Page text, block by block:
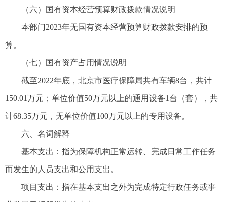
（六）国有资本经营预算财政拨款情况说明
本部门2023年无国有资本经营预算财政拨款安排的预
算。
（七）国有资产占用情况说明
截至2022年底，北京市医疗保障局共有车辆8台，共计
150.01万元；单位价值50万元以上的通用设备1台（套），共
计68.35万元，无单位价值100万元以上的专用设备。
六、名词解释
基本支出：指为保障机构正常运转、完成日常工作任务
而发生的人员支出和公用支出。
项目支出：指在基本支出之外为完成特定行政任务或事